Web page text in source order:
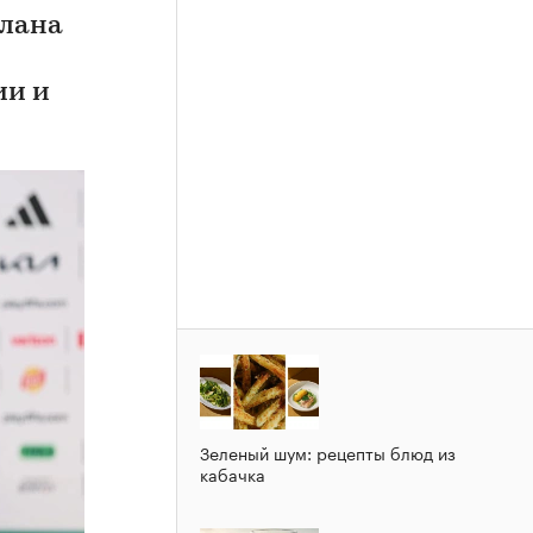
и
Зеленый шум: рецепты блюд из
кабачка